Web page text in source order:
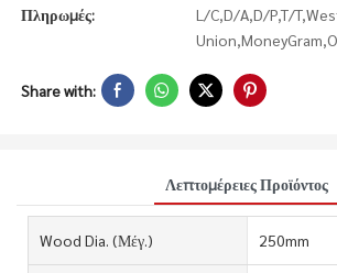
Πληρωμές:
L/C,D/A,D/P,T/
Share with:
Λεπτομέρειες Προϊόντος
Wood Dia. (Μέγ.) 250mm